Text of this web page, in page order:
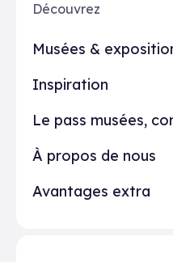
Découvrez
Musées &
Inspiration
Le pass musées,
À propos de nous
Avantages extra